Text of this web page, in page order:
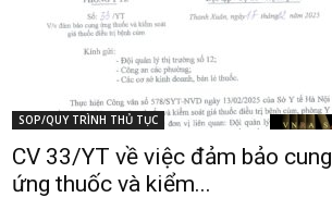
SOP/QUY TRÌNH THỦ TỤC
CV 33/YT về việc đảm bảo cung
ứng thuốc và kiểm...